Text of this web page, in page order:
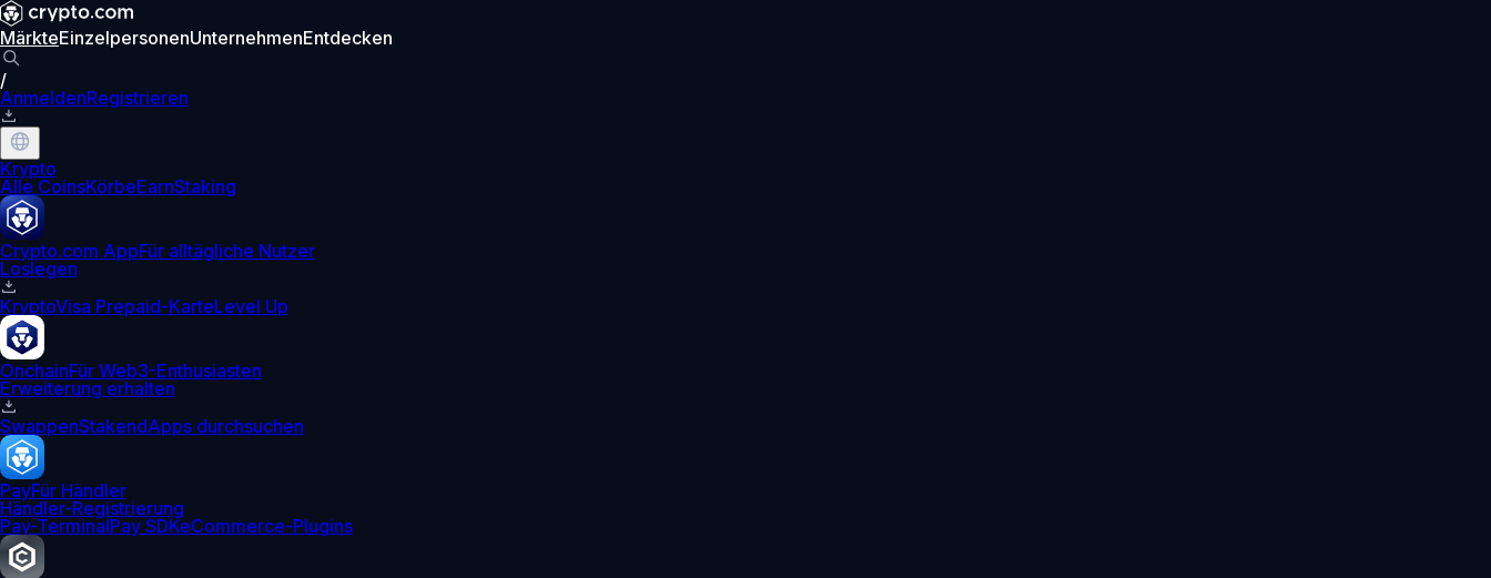
MärkteEinzelpersonenUnternehmenEntdecken
/
AnmeldenRegistrieren
Krypto
Alle CoinsKörbeEarnStaking
Crypto.com AppFür alltägliche Nutzer
Loslegen
KryptoVisa Prepaid-KarteLevel Up
OnchainFür Web3-Enthusiasten
Erweiterung erhalten
SwappenStakendApps durchsuchen
PayFür Händler
Händler-Registrierung
Pay-TerminalPay SDKeCommerce-Plugins